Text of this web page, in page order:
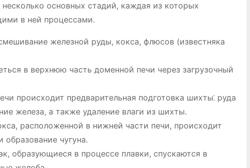
основных стадий, каждая из которых
в ней процессами․
железной руды, кокса, флюсов (известняка
в верхнюю часть доменной печи через загрузочный
происходит предварительная подготовка шихты⁚ руда
железа, а также удаление влаги из шихты․
расположенной в нижней части печи, происходит
чугуна․
образующиеся в процессе плавки, спускаются в